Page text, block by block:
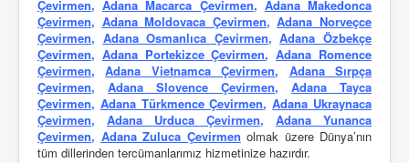
Çevirmen,Adana Macarca Çevirmen, Adana Makedonca
Çevirmen, Adana Moldovaca Çevirmen,Adana Norveçce
Çevirmen, Adana Osmanlıca Çevirmen,Adana Özbekçe
Çevirmen, Adana Portekizce Çevirmen,Adana Romence
Çevirmen,Adana Vietnamca Çevirmen, Adana Sırpça
Çevirmen, Adana Slovence Çevirmen, Adana Tayca
Çevirmen, Adana Türkmence Çevirmen,Adana Ukraynaca
Çevirmen, Adana Urduca Çevirmen, Adana Yunanca
Çevirmen, Adana Zuluca Çevirmen olmak üzere Dünya’nın
tüm dillerinden tercümanlarımız hizmetinize hazırdır.